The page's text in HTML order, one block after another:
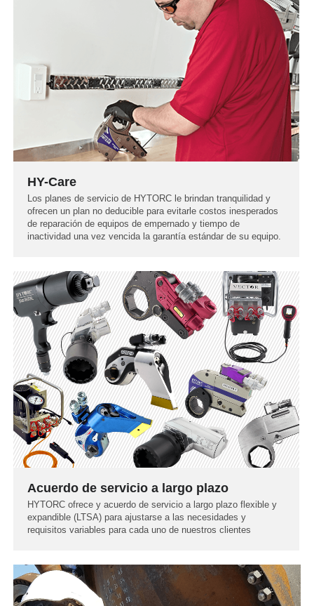
HY-Care
Los planes de servicio de HYTORC le brindan tranquilidad y
ofrecen un plan no deducible para evitarle costos inesperados
de reparación de equipos de empernado y tiempo de
inactividad una vez vencida la garantía estándar de su equipo.
Acuerdo de servicio a largo plazo
HYTORC ofrece y acuerdo de servicio a largo plazo flexible y
expandible (LTSA) para ajustarse a las necesidades y
requisitos variables para cada uno de nuestros clientes